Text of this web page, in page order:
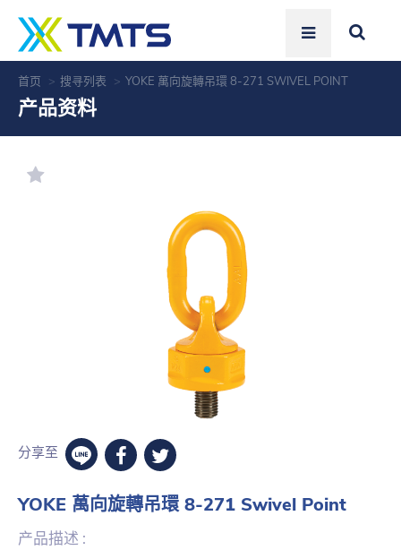
首页 搜寻列表 YOKE 萬向旋轉吊環 8-271 SWIVEL POINT
产品资料
分享至
YOKE 萬向旋轉吊環 8-271 Swivel Point
产品描述 :